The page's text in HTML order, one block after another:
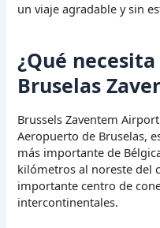
un viaje agradable y sin
¿Qué
Bruselas
Brussels Zaventem
Aeropuerto de Bruselas,
más importante de
kilómetros al noreste del
importante centro de
intercontinentales.